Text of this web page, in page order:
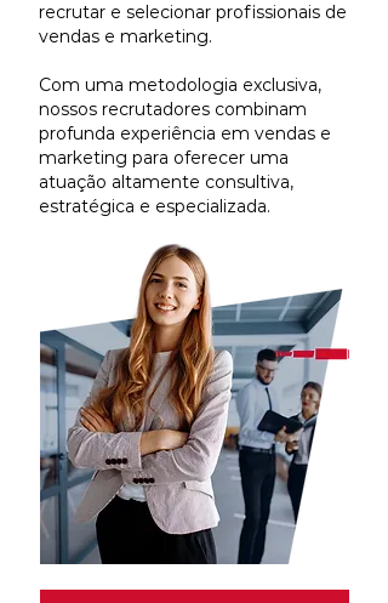
recrutar e selecionar profissionais de
vendas e marketing.
Com uma metodologia exclusiva,
nossos recrutadores combinam
profunda experiência em vendas e
marketing para oferecer uma
atuação altamente consultiva,
estratégica e especializada.